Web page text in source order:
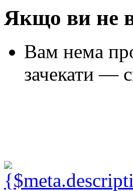
Якщо ви не
Вам нема
зачекати —